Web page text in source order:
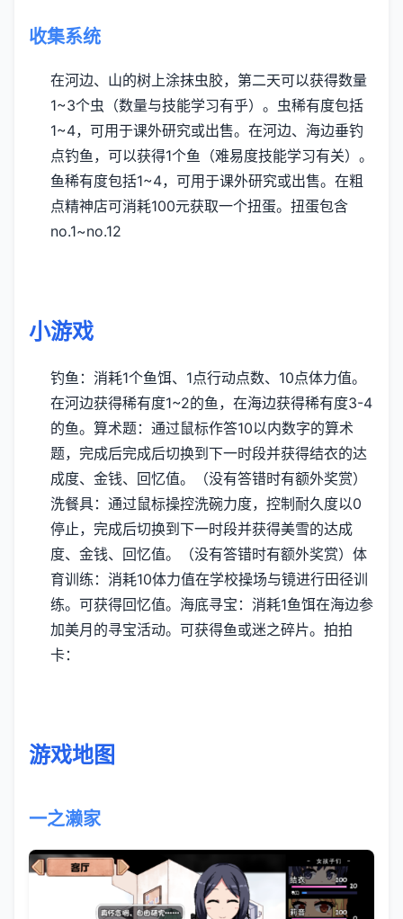
收集系统
在河边、山的树上涂抹虫胶，第二天可以获得数量
1~3个虫（数量与技能学习有乎）。虫稀有度包括
1~4，可用于课外研究或出售。 在河边、海边垂钓
点钓鱼，可以获得1个鱼（难易度技能学习有关）。
鱼稀有度包括1~4，可用于课外研究或出售。 在粗
点精神店可消耗100元获取一个扭蛋。扭蛋包含
no.1~no.12
小游戏
钓鱼：消耗1个鱼饵、1点行动点数、10点体力值。
在河边获得稀有度1~2的鱼，在海边获得稀有度3-4
的鱼。 算术题：通过鼠标作答10以内数字的算术
题，完成后完成后切换到下一时段并获得结衣的达
成度、金钱、回忆值。（没有答错时有额外奖赏）
洗餐具：通过鼠标操控洗碗力度，控制耐久度以0
停止，完成后切换到下一时段并获得美雪的达成
度、金钱、回忆值。（没有答错时有额外奖赏） 体
育训练：消耗10体力值在学校操场与镜进行田径训
练。可获得回忆值。 海底寻宝：消耗1鱼饵在海边参
加美月的寻宝活动。可获得鱼或迷之碎片。 拍拍
卡：
游戏地图
一之濑家